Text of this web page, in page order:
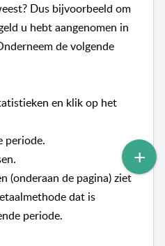
Dus bijvoorbeeld om
u hebt aangenomen in
de volgende
en klik op het
periode.
(onderaan de pagina) ziet
dat is
periode.